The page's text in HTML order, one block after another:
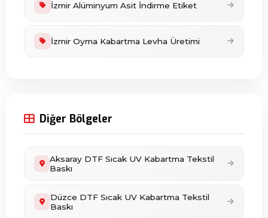
İzmir Alüminyum Asit İndirme Etiket
İzmir Oyma Kabartma Levha Üretimi
Diğer Bölgeler
Aksaray DTF Sıcak UV Kabartma Tekstil
Baskı
Düzce DTF Sıcak UV Kabartma Tekstil
Baskı